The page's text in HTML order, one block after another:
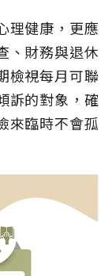
理健康，更應
、財務與退休
檢視每月可聯
訴的對象，確
來臨時不會孤